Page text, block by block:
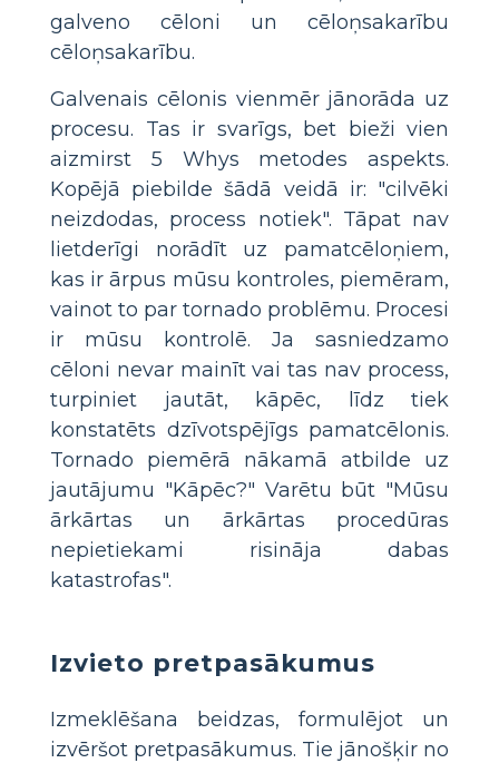
galveno cēloni un cēloņsakarību
cēloņsakarību.
Galvenais cēlonis vienmēr jānorāda uz
procesu. Tas ir svarīgs, bet bieži vien
aizmirst 5 Whys metodes aspekts.
Kopējā piebilde šādā veidā ir: "cilvēki
neizdodas, process notiek". Tāpat nav
lietderīgi norādīt uz pamatcēloņiem,
kas ir ārpus mūsu kontroles, piemēram,
vainot to par tornado problēmu. Procesi
ir mūsu kontrolē. Ja sasniedzamo
cēloni nevar mainīt vai tas nav process,
turpiniet jautāt, kāpēc, līdz tiek
konstatēts dzīvotspējīgs pamatcēlonis.
Tornado piemērā nākamā atbilde uz
jautājumu "Kāpēc?" Varētu būt "Mūsu
ārkārtas un ārkārtas procedūras
nepietiekami risināja dabas
katastrofas".
Izvieto pretpasākumus
Izmeklēšana beidzas, formulējot un
izvēršot pretpasākumus. Tie jānošķir no